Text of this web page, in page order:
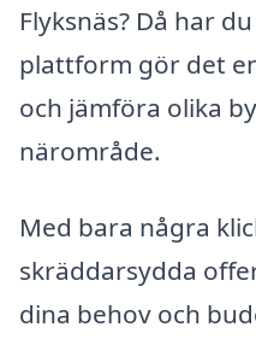
Flyksnäs? Då har
plattform gör det
och jämföra olika
närområde.
Med bara några
skräddarsydda
dina behov och